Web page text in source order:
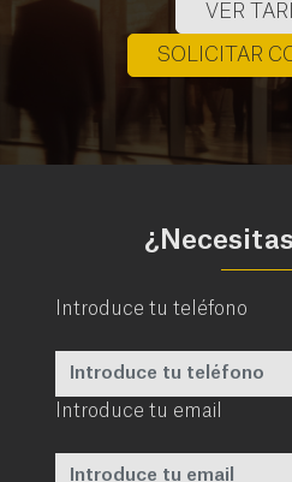
VER
SOLICITAR
Introduce tu teléfono
Introduce tu email